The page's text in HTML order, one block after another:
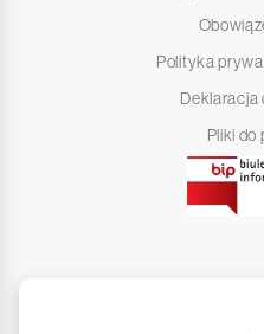
Polityka
Deklaracja
Pliki do